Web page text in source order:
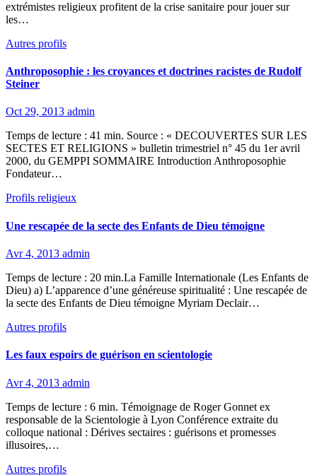
extrémistes religieux profitent de la crise sanitaire pour jouer sur
les…
Autres profils
Anthroposophie : les croyances et doctrines racistes de Rudolf
Steiner
Oct 29, 2013 admin
Temps de lecture : 41 min. Source : « DECOUVERTES SUR LES
SECTES ET RELIGIONS » bulletin trimestriel n° 45 du 1er avril
2000, du GEMPPI SOMMAIRE Introduction Anthroposophie
Fondateur…
Profils religieux
Une rescapée de la secte des Enfants de Dieu témoigne
Avr 4, 2013 admin
Temps de lecture : 20 min.La Famille Internationale (Les Enfants de
Dieu) a) L’apparence d’une généreuse spiritualité : Une rescapée de
la secte des Enfants de Dieu témoigne Myriam Declair…
Autres profils
Les faux espoirs de guérison en scientologie
Avr 4, 2013 admin
Temps de lecture : 6 min. Témoignage de Roger Gonnet ex
responsable de la Scientologie à Lyon Conférence extraite du
colloque national : Dérives sectaires : guérisons et promesses
illusoires,…
Autres profils